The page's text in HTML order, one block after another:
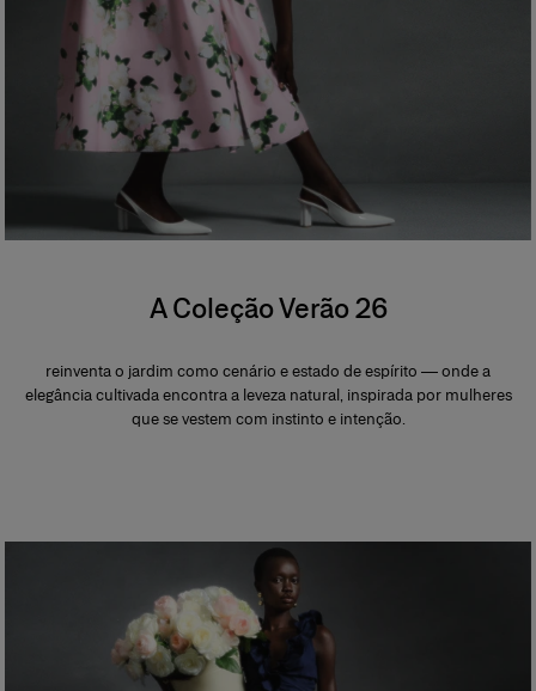
A Coleção Verão 26
reinventa o jardim como cenário e estado de espírito — onde a
elegância cultivada encontra a leveza natural, inspirada por mulheres
que se vestem com instinto e intenção.